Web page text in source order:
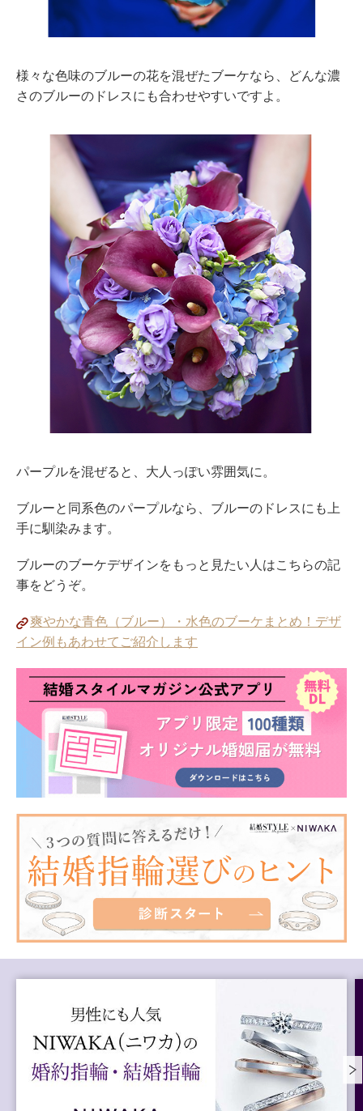
様々な色味のブルーの花を混ぜたブーケなら、どんな濃
さのブルーのドレスにも合わせやすいですよ。
パープルを混ぜると、大人っぽい雰囲気に。
ブルーと同系色のパープルなら、ブルーのドレスにも上
手に馴染みます。
ブルーのブーケデザインをもっと見たい人はこちらの記
事をどうぞ。
爽やかな青色（ブルー）・水色のブーケまとめ！デザ
イン例もあわせてご紹介します